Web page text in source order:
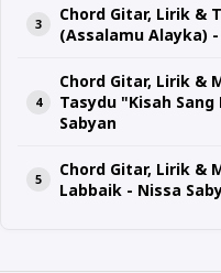
Chord Gitar, Lirik &
(Assalamu Alayka)
Chord Gitar, Lirik &
Tasydu "Kisah
Sabyan
Chord Gitar, Lirik &
Labbaik - Nissa